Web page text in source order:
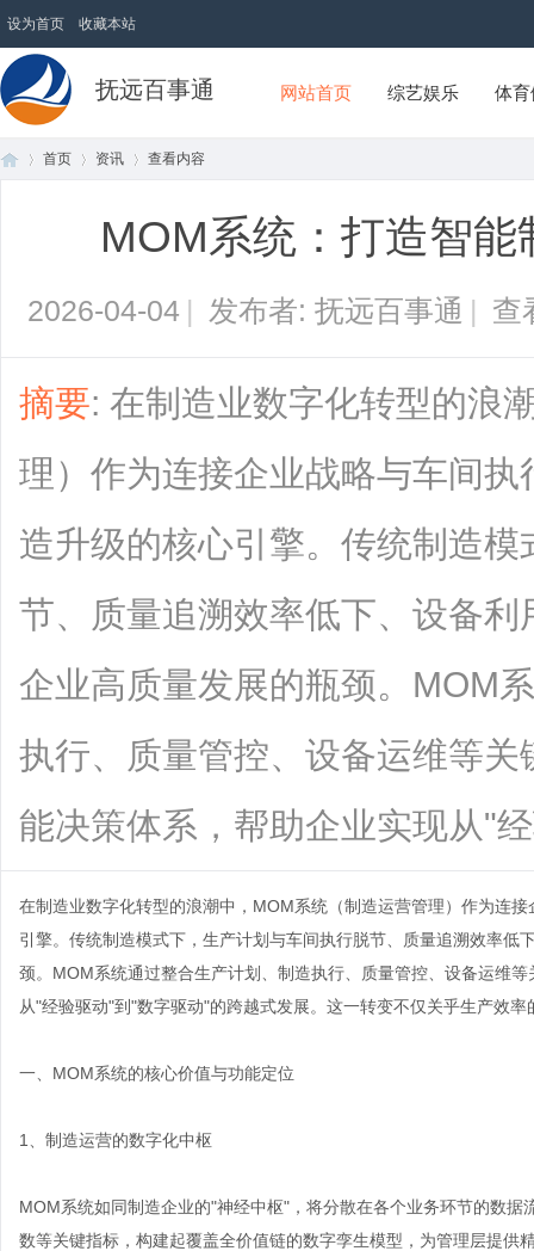
设为首页 收藏本站
抚远百事通 网站首页 综艺娱乐 体
首页 资讯 查看内容
MOM系统：打造智
2026-04-04 | 发布者: 抚远百事通 | 查
摘要: 在制造业数字化转型的浪
理）作为连接企业战略与车间
造升级的核心引擎。传统制造
节、质量追溯效率低下、设备
企业高质量发展的瓶颈。MOM
执行、质量管控、设备运维等
能决策体系，帮助企业实现从"
在制造业数字化转型的浪潮中，MOM系统（制造运营管理）作为连
引擎。传统制造模式下，生产计划与车间执行脱节、质量追溯效率
颈。 MOM系统通过整合生产计划、制造执行、质量管控、设备运维
从"经验驱动"到"数字驱动"的跨越式发展。这一转变不仅关乎生产效
一、MOM系统的核心价值与功能定位
1、制造运营的数字化中枢
MOM系统如同制造企业的"神经中枢"，将分散在各个业务环节的数
数等关键指标，构建起覆盖全价值链的数字孪生模型，为管理层提供